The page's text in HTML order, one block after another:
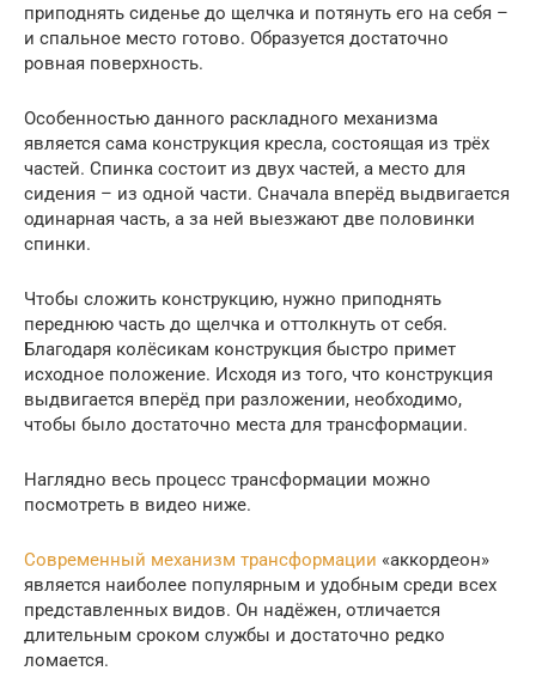
приподнять сиденье до щелчка и потянуть его на себя –
и спальное место готово. Образуется достаточно
ровная поверхность.
Особенностью данного раскладного механизма
является сама конструкция кресла, состоящая из трёх
частей. Спинка состоит из двух частей, а место для
сидения – из одной части. Сначала вперёд выдвигается
одинарная часть, а за ней выезжают две половинки
спинки.
Чтобы сложить конструкцию, нужно приподнять
переднюю часть до щелчка и оттолкнуть от себя.
Благодаря колёсикам конструкция быстро примет
исходное положение. Исходя из того, что конструкция
выдвигается вперёд при разложении, необходимо,
чтобы было достаточно места для трансформации.
Наглядно весь процесс трансформации можно
посмотреть в видео ниже.
Современный механизм трансформации «аккордеон»
является наиболее популярным и удобным среди всех
представленных видов. Он надёжен, отличается
длительным сроком службы и достаточно редко
ломается.